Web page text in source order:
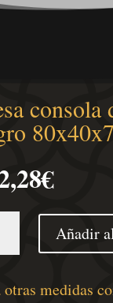
consola
€
Añadir
otras medidas